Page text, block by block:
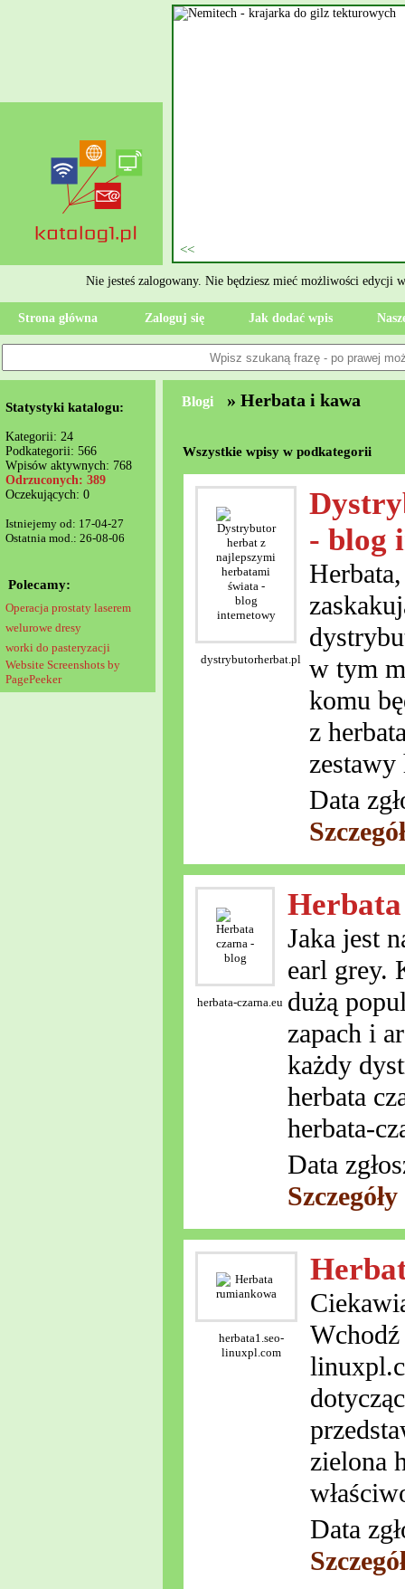
nerkowych. Kamienica
Specjalista realizuje się
stanu zdrowia, od razu
Nie jesteś zalogowany. Nie będziesz mieć możliwości edycji
Strona główna Zaloguj się Jak dodać wpis
Statystyki katalogu:
Kategorii: 24
Podkategorii: 566
Wpisów aktywnych: 768
Odrzuconych: 389
Oczekujących: 0
Istniejemy od: 17-04-27
Ostatnia mod.: 26-08-06
Polecamy:
Operacja prostaty laserem
welurowe dresy
worki do pasteryzacji
Website Screenshots by
PagePeeker
Blogi » Herbata i kawa
Wszystkie wpisy w podkategorii
dystrybutorherbat.pl
- blog
w tym
komu
z
zestawy
Data
herbata-czarna.eu
Jaka jest
earl grey.
dużą
zapach i
każdy
herbata
herbata-
Data
herbata1.seo-
linuxpl.com
Wchodź
zielona
Data